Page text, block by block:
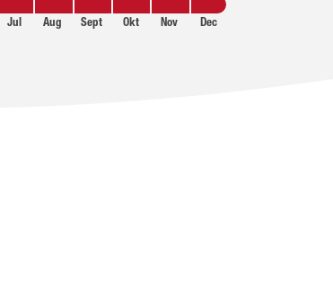
Jul Aug Sept Okt Nov Dec